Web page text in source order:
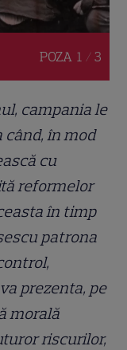
POZA 1 / 3
campania le
în mod
cu
reformelor
în timp
patrona
prezenta, pe
morală
riscurilor,